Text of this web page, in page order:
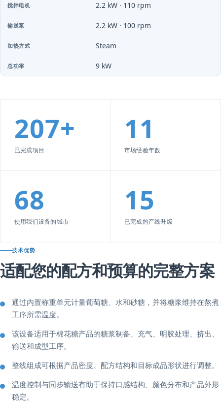
2.2 kW · 110 rpm
2.2 kW · 100 rpm
Steam
9 kW
207+
已完成项目
11
市场经验年数
68
使用我们设备的城市
15
已完成的产线升级
技术优势
适配您的配方和预算的完整方案
通过内置称重单元计量葡萄糖、水和砂糖，并将糖浆维持在熬煮
工序所需温度。
该设备适用于棉花糖产品的糖浆制备、充气、明胶处理、挤出、
输送和成型工序。
整线组成可根据产品密度、配方结构和目标成品形状进行调整。
温度控制与同步输送有助于保持口感结构、颜色分布和产品外形
稳定。